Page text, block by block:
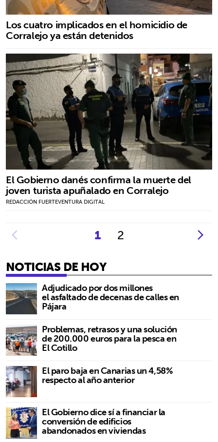
Los cuatro implicados en el homicidio de
Corralejo ya están detenidos
El Gobierno danés confirma la muerte del
joven turista apuñalado en Corralejo
REDACCIÓN FUERTEVENTURA DIGITAL
1
2
NOTICIAS DE HOY
Adjudicado por dos millones
el asfaltado de decenas de calles en
Pájara
Problemas, retrasos y una solución
de 200.000 euros para la pesca en
El Cotillo
El paro baja en Canarias un 4,58%
respecto al año anterior
El Gobierno dice sí a financiar la
conversión de edificios
abandonados en viviendas